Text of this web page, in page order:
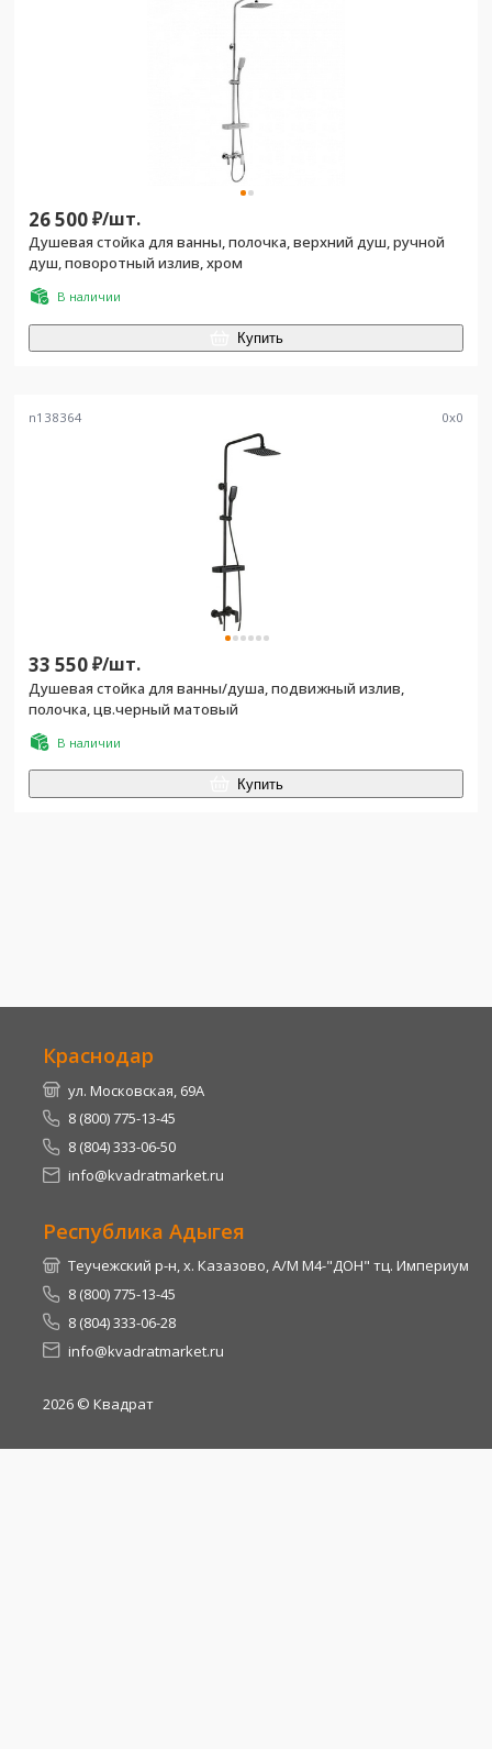
26 500₽/шт.
Душевая стойка для ванны, полочка, верхний душ, ручной
душ, поворотный излив, хром
В наличии
Купить
n138364 0x0
33 550₽/шт.
Душевая стойка для ванны/душа, подвижный излив,
полочка, цв.черный матовый
В наличии
Купить
Краснодар
ул. Московская, 69А
8 (800) 775-13-45
8 (804) 333-06-50
info@kvadratmarket.ru
Республика Адыгея
Теучежский р-н, х. Казазово, А/М М4-"ДОН" тц. Империум
8 (800) 775-13-45
8 (804) 333-06-28
info@kvadratmarket.ru
2026 © Квадрат